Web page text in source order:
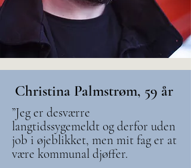
Christina Palmstrøm, 59 år
”Jeg er desværre
langtidssygemeldt og derfor uden
job i øjeblikket, men mit fag er at
være kommunal djøffer.